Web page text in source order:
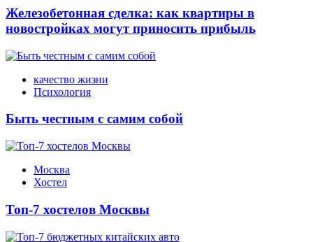
Железобетонная сделка: как квартиры в
новостройках могут приносить прибыль
качество жизни
Психология
Быть честным с самим собой
Москва
Хостел
Топ-7 хостелов Москвы